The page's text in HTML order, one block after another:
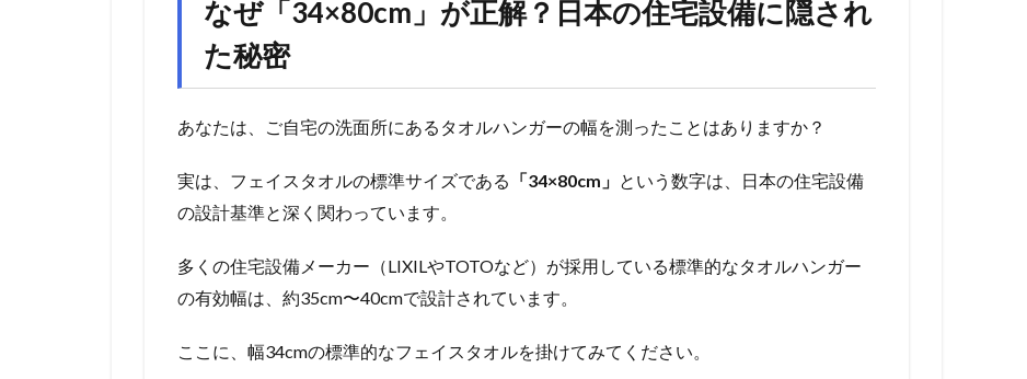
なぜ「34×80cm」が正解？日本の住宅設備に隠され
た秘密
あなたは、ご自宅の洗面所にあるタオルハンガーの幅を測ったことはありますか？
実は、フェイスタオルの標準サイズである 「34×80cm」 という数字は、日本の住宅設備
の設計基準と深く関わっています。
多くの住宅設備メーカー（LIXILやTOTOなど）が採用している標準的なタオルハンガー
の有効幅は、約35cm〜40cmで設計されています。
ここに、幅34cmの標準的なフェイスタオルを掛けてみてください。